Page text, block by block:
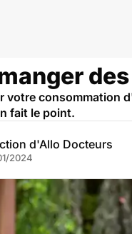
votre consommation
fait le point.
d'Allo Docteurs
2024